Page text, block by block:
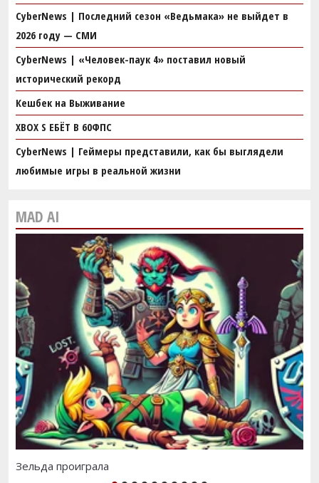
CyberNews | Последний сезон «Ведьмака» не выйдет в
2026 году — СМИ
CyberNews | «Человек-паук 4» поставил новый
исторический рекорд
Кешбек на Выживание
ХВОХ S ЕБЁТ В 60ФПС
CyberNews | Геймеры представили, как бы выглядели
любимые игры в реальной жизни
MAD AI
Зельда проиграла